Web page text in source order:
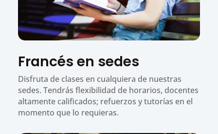
Francés en sedes
Disfruta de clases en cualquiera de nuestras
sedes. Tendrás flexibilidad de horarios, docentes
altamente calificados; refuerzos y tutorías en el
momento que lo requieras.